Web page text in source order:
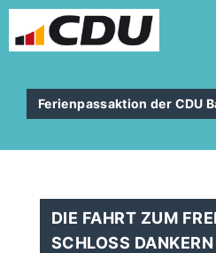
Ferienpassaktion der CDU
DIE FAHRT ZUM
SCHLOSS